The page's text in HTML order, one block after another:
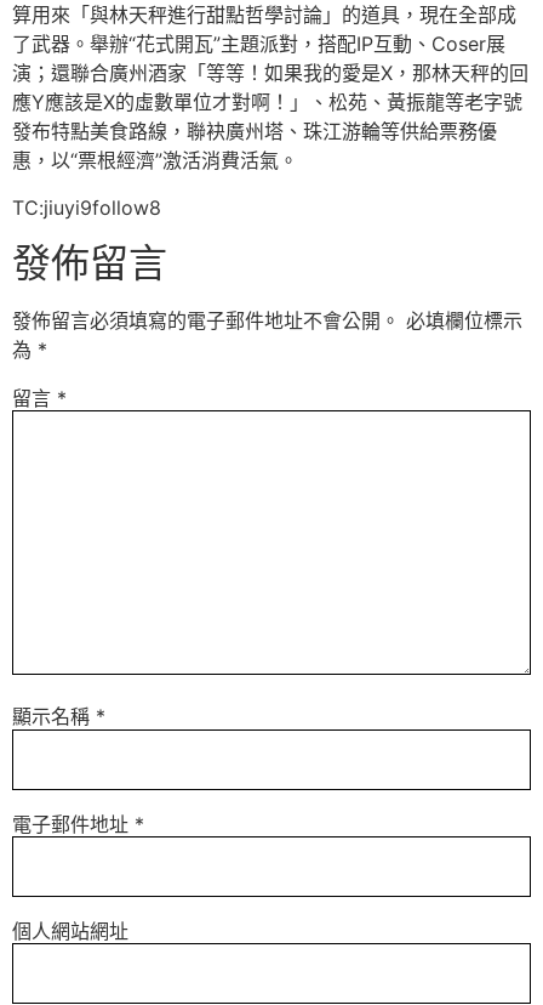
算用來「與林天秤進行甜點哲學討論」的道具，現在全部成
了武器。舉辦“花式開瓦”主題派對，搭配IP互動、Coser展
演；還聯合廣州酒家「等等！如果我的愛是X，那林天秤的回
應Y應該是X的虛數單位才對啊！」、松苑、黃振龍等老字號
發布特點美食路線，聯袂廣州塔、珠江游輪等供給票務優
惠，以“票根經濟”激活消費活氣。
TC:jiuyi9follow8
發佈留言
發佈留言必須填寫的電子郵件地址不會公開。 必填欄位標示
為 *
留言 *
顯示名稱 *
電子郵件地址 *
個人網站網址